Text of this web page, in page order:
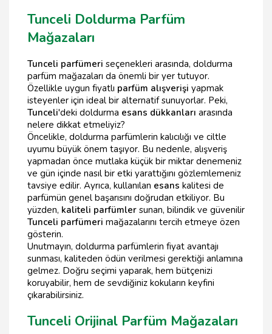
Tunceli Doldurma Parfüm
Mağazaları
Tunceli parfümeri seçenekleri arasında, doldurma
parfüm mağazaları da önemli bir yer tutuyor.
Özellikle uygun fiyatlı parfüm alışverişi yapmak
isteyenler için ideal bir alternatif sunuyorlar. Peki,
Tunceli'deki doldurma esans dükkanları arasında
nelere dikkat etmeliyiz?
Öncelikle, doldurma parfümlerin kalıcılığı ve ciltle
uyumu büyük önem taşıyor. Bu nedenle, alışveriş
yapmadan önce mutlaka küçük bir miktar denemeniz
ve gün içinde nasıl bir etki yarattığını gözlemlemeniz
tavsiye edilir. Ayrıca, kullanılan esans kalitesi de
parfümün genel başarısını doğrudan etkiliyor. Bu
yüzden, kaliteli parfümler sunan, bilindik ve güvenilir
Tunceli parfümeri mağazalarını tercih etmeye özen
gösterin.
Unutmayın, doldurma parfümlerin fiyat avantajı
sunması, kaliteden ödün verilmesi gerektiği anlamına
gelmez. Doğru seçimi yaparak, hem bütçenizi
koruyabilir, hem de sevdiğiniz kokuların keyfini
çıkarabilirsiniz.
Tunceli Orijinal Parfüm Mağazaları